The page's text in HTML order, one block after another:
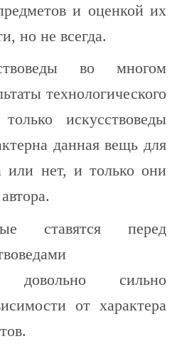
и оценкой их
но не всегда.
во многом
технологического
искусствоведы
данная вещь для
или нет, и только они
ставятся перед
довольно сильно
от характера